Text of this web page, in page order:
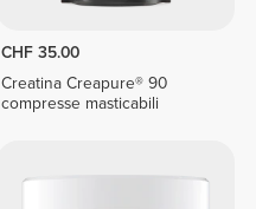
CHF 35.00
Creatina Creapure® 90
compresse masticabili